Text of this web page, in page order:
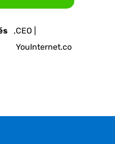
,CEO |
YouInternet.co